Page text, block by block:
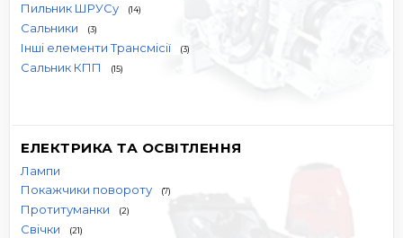
Пильник ШРУСу (14)
Сальники (3)
Інші елементи Трансмісії (3)
Сальник КПП (15)
ЕЛЕКТРИКА ТА ОСВІТЛЕННЯ
Лампи
Покажчики повороту
(7)
Протитуманки (2)
Свічки (21)